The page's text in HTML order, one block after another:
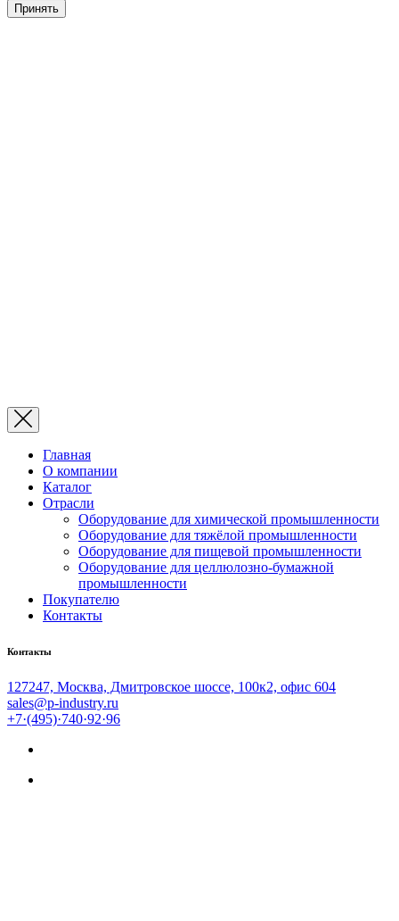
Принять
Главная
О компании
Каталог
Отрасли
Оборудование для химической промышленности
Оборудование для тяжёлой промышленности
Оборудование для пищевой промышленности
Оборудование для целлюлозно-бумажной
промышленности
Покупателю
Контакты
Контакты
127247, Москва, Дмитровское шоссе, 100к2, офис 604
sales@p-industry.ru
+7·(495)·740·92·96